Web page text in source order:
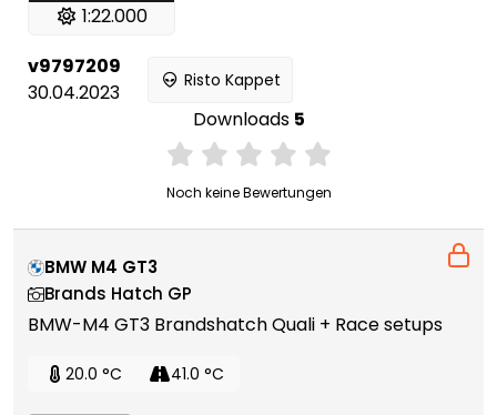
1:22.000
v9797209
30.04.2023
Risto Kappet
Downloads 5
Noch keine Bewertungen
BMW M4 GT3
Brands Hatch GP
BMW-M4 GT3 Brandshatch Quali + Race setups
20.0 °C 41.0 °C